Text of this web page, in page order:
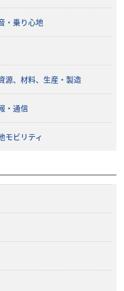
・乗り心地
源、材料、生産・製造
報・通信
モビリティ